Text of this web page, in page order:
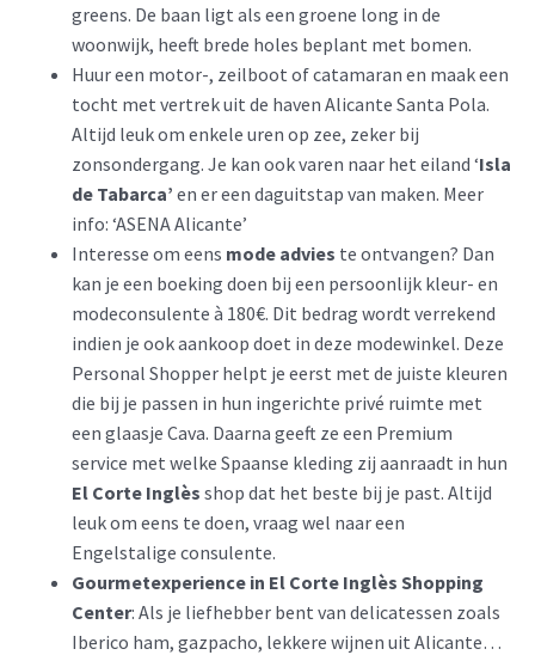
greens. De baan ligt als een groene long in de
woonwijk, heeft brede holes beplant met bomen.
Huur een motor-, zeilboot of catamaran en maak een
tocht met vertrek uit de haven Alicante Santa Pola.
Altijd leuk om enkele uren op zee, zeker bij
zonsondergang. Je kan ook varen naar het eiland ‘Isla
de Tabarca’ en er een daguitstap van maken. Meer
info: ‘ASENA Alicante’
Interesse om eens mode advies te ontvangen? Dan
kan je een boeking doen bij een persoonlijk kleur- en
modeconsulente à 180€. Dit bedrag wordt verrekend
indien je ook aankoop doet in deze modewinkel. Deze
Personal Shopper helpt je eerst met de juiste kleuren
die bij je passen in hun ingerichte privé ruimte met
een glaasje Cava. Daarna geeft ze een Premium
service met welke Spaanse kleding zij aanraadt in hun
El Corte Inglès shop dat het beste bij je past. Altijd
leuk om eens te doen, vraag wel naar een
Engelstalige consulente.
Gourmetexperience in El Corte Inglès Shopping
Center: Als je liefhebber bent van delicatessen zoals
Iberico ham, gazpacho, lekkere wijnen uit Alicante…